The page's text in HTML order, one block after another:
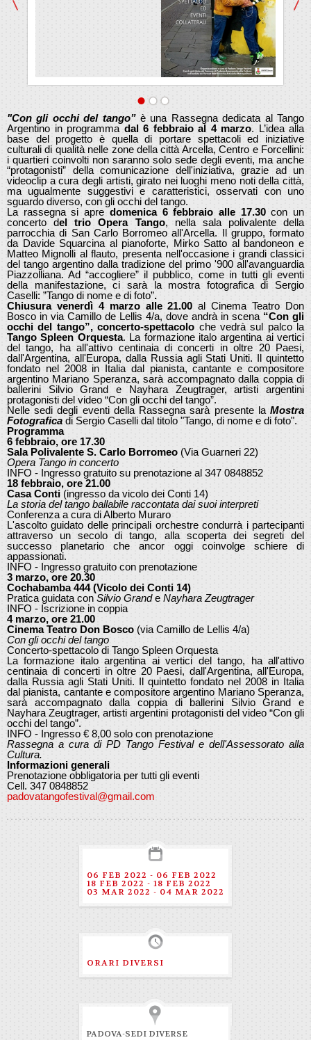
"Con gli occhi del tango” è una Rassegna dedicata al Tango
Argentino in programma dal 6 febbraio al 4 marzo. L’idea alla
base del progetto è quella di portare spettacoli ed iniziative
culturali di qualità nelle zone della città Arcella, Centro e Forcellini:
i quartieri coinvolti non saranno solo sede degli eventi, ma anche
“protagonisti” della comunicazione dell'iniziativa, grazie ad un
videoclip a cura degli artisti, girato nei luoghi meno noti della città,
ma ugualmente suggestivi e caratteristici, osservati con uno
sguardo diverso, con gli occhi del tango.
La rassegna si apre domenica 6 febbraio alle 17.30con un
concerto del trio Opera Tango, nella sala polivalente della
parrocchia di San Carlo Borromeo all'Arcella. Il gruppo, formato
da Davide Squarcina al pianoforte, Mirko Satto al bandoneon e
Matteo Mignolli al flauto, presenta nell'occasione i grandi classici
del tango argentino dalla tradizione del primo '900 all'avanguardia
Piazzolliana. Ad “accogliere” il pubblico, come in tutti gli eventi
della manifestazione, ci sarà la mostra fotografica di Sergio
Caselli: ”Tango di nome e di foto”.
Chiusura venerdì 4 marzo alle 21.00al Cinema Teatro Don
Bosco in via Camillo de Lellis 4/a, dove andrà in scena “Con gli
occhi del tango”, concerto-spettacolo che vedrà sul palco la
Tango Spleen Orquesta. La formazione italo argentina ai vertici
del tango, ha all'attivo centinaia di concerti in oltre 20 Paesi,
dall'Argentina, all'Europa, dalla Russia agli Stati Uniti. Il quintetto
fondato nel 2008 in Italia dal pianista, cantante e compositore
argentino Mariano Speranza, sarà accompagnato dalla coppia di
ballerini Silvio Grand e Nayhara Zeugtrager, artisti argentini
protagonisti del video “Con gli occhi del tango”.
Nelle sedi degli eventi della Rassegna sarà presente la Mostra
Fotografica di Sergio Caselli dal titolo "Tango, di nome e di foto".
Programma
6 febbraio, ore 17.30
Sala Polivalente S. Carlo Borromeo (Via Guarneri 22)
Opera Tango in concerto
INFO - Ingresso gratuito su prenotazione al 347 0848852
18 febbraio, ore 21.00
Casa Conti (ingresso da vicolo dei Conti 14)
La storia del tango ballabile raccontata dai suoi interpreti
Conferenza a cura di Alberto Muraro
L'ascolto guidato delle principali orchestre condurrà i partecipanti
attraverso un secolo di tango, alla scoperta dei segreti del
successo planetario che ancor oggi coinvolge schiere di
appassionati.
INFO - Ingresso gratuito con prenotazione
3 marzo, ore 20.30
Cochabamba 444 (Vicolo dei Conti 14)
Pratica guidata con Silvio Grande Nayhara Zeugtrager
INFO - Iscrizione in coppia
4 marzo, ore 21.00
Cinema Teatro Don Bosco (via Camillo de Lellis 4/a)
Con gli occhi del tango
Concerto-spettacolo di Tango Spleen Orquesta
La formazione italo argentina ai vertici del tango, ha all'attivo
centinaia di concerti in oltre 20 Paesi, dall'Argentina, all'Europa,
dalla Russia agli Stati Uniti. Il quintetto fondato nel 2008 in Italia
dal pianista, cantante e compositore argentino Mariano Speranza,
sarà accompagnato dalla coppia di ballerini Silvio Grand e
Nayhara Zeugtrager, artisti argentini protagonisti del video “Con gli
occhi del tango”.
INFO - Ingresso € 8,00 solo con prenotazione
Rassegna a cura di PD Tango Festival e dell'Assessorato alla
Cultura.
Informazioni generali
Prenotazione obbligatoria per tutti gli eventi
Cell. 347 0848852
padovatangofestival@gmail.com
06 FEB 2022 - 06 FEB 2022
18 FEB 2022 - 18 FEB 2022
03 MAR 2022 - 04 MAR 2022
ORARI DIVERSI
PADOVA-SEDI DIVERSE